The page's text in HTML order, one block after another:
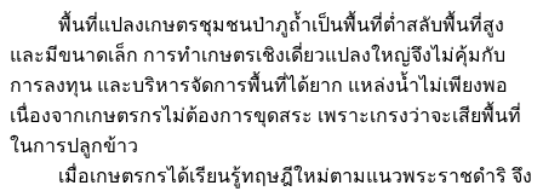
พื้นที่แปลงเกษตรชุมชนป่าภูถ้ำเป็นพื้นที่ต่ำสลับพื้นที่สูง
และมีขนาดเล็ก การทำเกษตรเชิงเดี่ยวแปลงใหญ่จึงไม่คุ้มกับ
การลงทุน และบริหารจัดการพื้นที่ได้ยาก แหล่งน้ำไม่เพียงพอ
เนื่องจากเกษตรกรไม่ต้องการขุดสระ เพราะเกรงว่าจะเสียพื้นที่
ในการปลูกข้าว
เมื่อเกษตรกรได้เรียนรู้ทฤษฎีใหม่ตามแนวพระราชดำริ จึง